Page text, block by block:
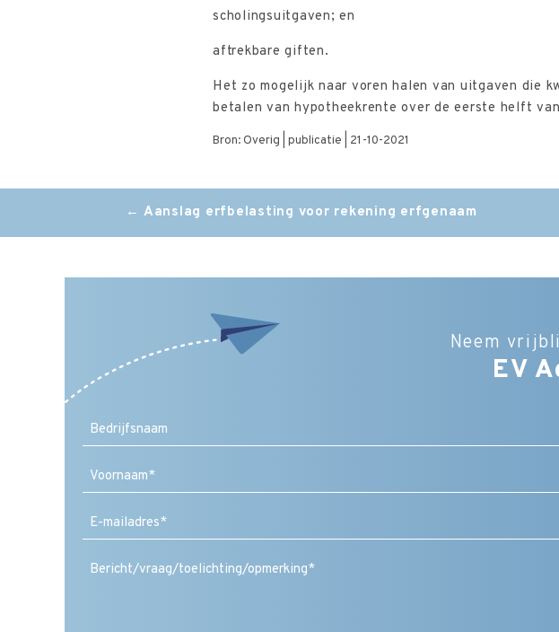
scholingsuitgaven; en
aftrekbare giften.
Het zo mogelijk naar voren halen van uitgaven die
betalen van hypotheekrente over de eerste helft
Bron: Overig | publicatie | 21-10-2021
navigation
← Aanslag erfbelasting voor rekening erfgenaam
Neem
EV